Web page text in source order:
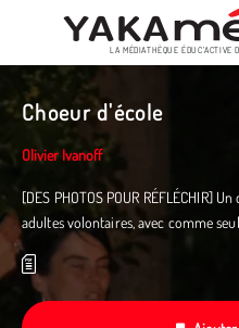
au
principal
LA MÉDIATHÈQUE ÉDUC’ACTIVE
Choeur d'école
Olivier Ivanoff
[DES PHOTOS POUR RÉFLÉCHIR]
adultes volontaires, avec comme